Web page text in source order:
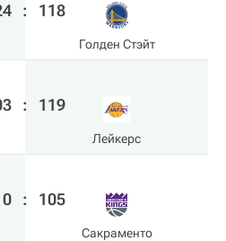
: 118
Голден Стэйт
: 119
Лейкерс
: 105
Сакраменто